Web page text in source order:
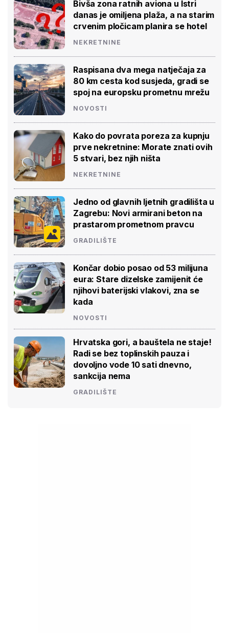
Bivša zona ratnih aviona u Istri
danas je omiljena plaža, a na starim
crvenim pločicam planira se hotel
NEKRETNINE
Raspisana dva mega natječaja za
80 km cesta kod susjeda, gradi se
spoj na europsku prometnu mrežu
NOVOSTI
Kako do povrata poreza za kupnju
prve nekretnine: Morate znati ovih
5 stvari, bez njih ništa
NEKRETNINE
Jedno od glavnih ljetnih gradilišta u
Zagrebu: Novi armirani beton na
prastarom prometnom pravcu
GRADILIŠTE
Končar dobio posao od 53 milijuna
eura: Stare dizelske zamijenit će
njihovi baterijski vlakovi, zna se
kada
NOVOSTI
Hrvatska gori, a bauštela ne staje!
Radi se bez toplinskih pauza i
dovoljno vode 10 sati dnevno,
sankcija nema
GRADILIŠTE